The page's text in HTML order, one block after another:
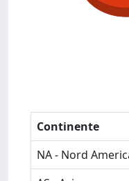
Continente
NA - Nord